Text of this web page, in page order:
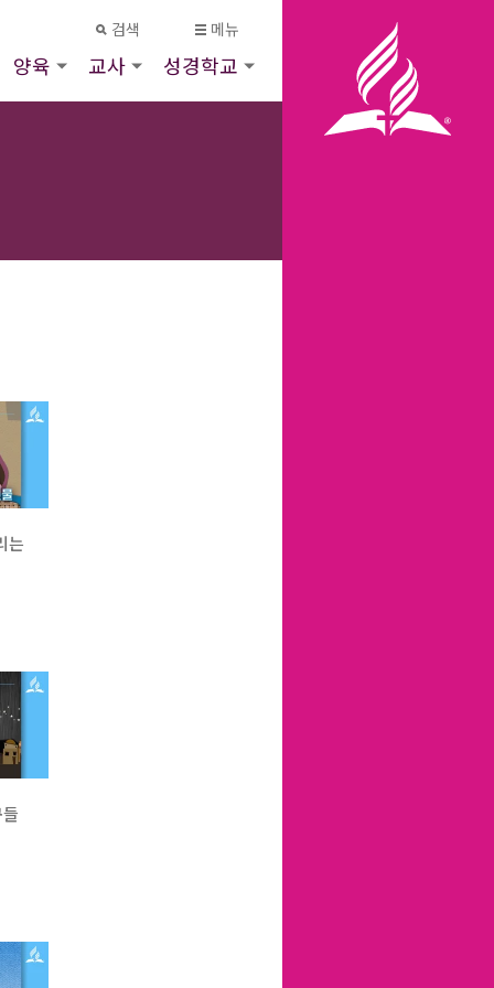
검색 메뉴
양육 교사 성경학교
는